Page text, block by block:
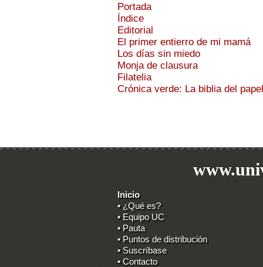
Portada
Índice
Editorial
El primer entierro de mi mamá
Los días sin miedo
Monja de clausura
Filatelia
Crónica verde: La biblia del papel
Inicio
• ¿Qué es?
• Equipo UC
• Pauta
• Puntos de distribución
• Suscríbase
• Contacto